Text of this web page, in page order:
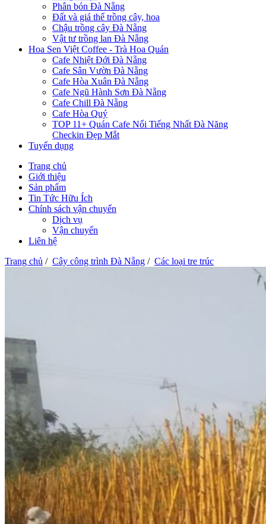
Phân bón Đà Nẵng
Đất và giá thể trồng cây, hoa
Chậu trồng cây Đà Nẵng
Vật tư trồng lan Đà Nẵng
Hoa Sen Việt Coffee - Trà Hoa Quán
Cafe Nhiệt Đới Đà Nẵng
Cafe Sân Vườn Đà Nẵng
Cafe Hòa Xuân Đà Nẵng
Cafe Ngũ Hành Sơn Đà Nẵng
Cafe Chill Đà Nẵng
Cafe Hòa Quý
TOP 11+ Quán Cafe Nổi Tiếng Nhất Đà Năng
Checkin Đẹp Mắt
Tuyển dụng
Trang chủ
Giới thiệu
Sản phẩm
Tin Tức Hữu Ích
Chính sách vận chuyển
Dịch vụ
Vận chuyển
Liên hệ
Trang chủ / Cây công trình Đà Nẵng / Các loại tre trúc